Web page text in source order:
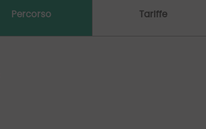
Percorso Tariffe